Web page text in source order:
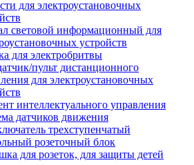
для электроустановочных
световой информационный для
устройств
для электробритвы
пульт дистанционного
для электроустановочных
интеллектуального управления
датчиков движения
трехступенчатый
розеточный блок
для розеток, для защиты детей